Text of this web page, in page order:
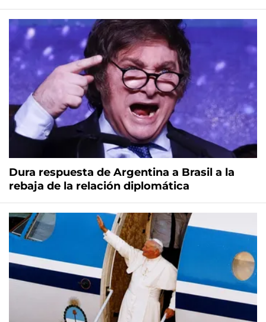
Dura respuesta de Argentina a Brasil a la
rebaja de la relación diplomática